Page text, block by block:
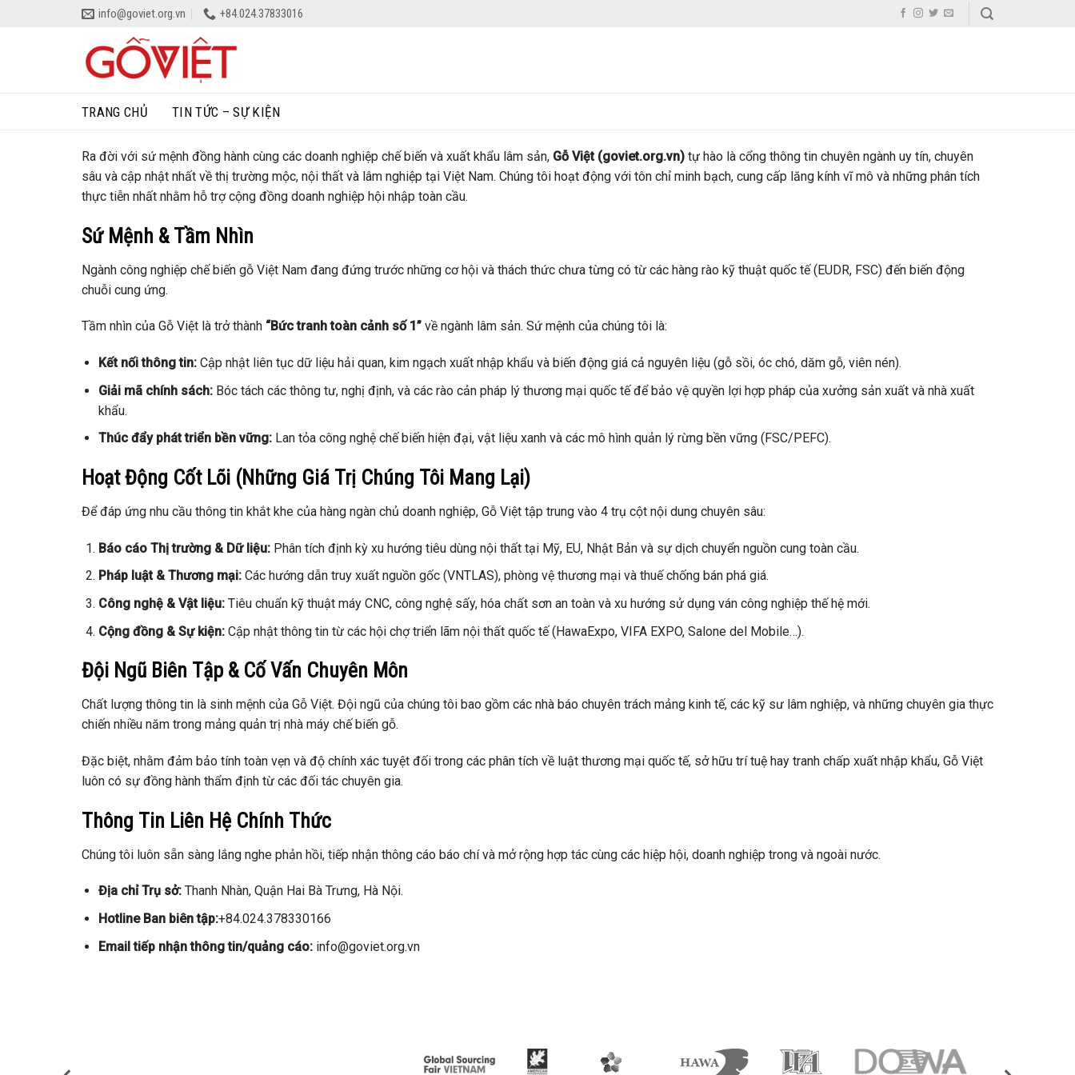
info@goviet.org.vn +84.024.37833016
TRANG CHỦ TIN TỨC – SỰ KIỆN
Ra đời với sứ mệnh đồng hành cùng các doanh nghiệp chế biến và xuất khẩu lâm sản, Gỗ Việt (goviet.org.vn) tự hào là cổng thông tin chuyên ngành uy tín, chuyên
sâu và cập nhật nhất về thị trường mộc, nội thất và lâm nghiệp tại Việt Nam. Chúng tôi hoạt động với tôn chỉ minh bạch, cung cấp lăng kính vĩ mô và những phân tích
thực tiễn nhất nhằm hỗ trợ cộng đồng doanh nghiệp hội nhập toàn cầu.
Sứ Mệnh & Tầm Nhìn
Ngành công nghiệp chế biến gỗ Việt Nam đang đứng trước những cơ hội và thách thức chưa từng có từ các hàng rào kỹ thuật quốc tế (EUDR, FSC) đến biến động
chuỗi cung ứng.
Tầm nhìn của Gỗ Việt là trở thành “Bức tranh toàn cảnh số 1” về ngành lâm sản. Sứ mệnh của chúng tôi là:
Kết nối thông tin:Cập nhật liên tục dữ liệu hải quan, kim ngạch xuất nhập khẩu và biến động giá cả nguyên liệu (gỗ sồi, óc chó, dăm gỗ, viên nén).
Giải mã chính sách:Bóc tách các thông tư, nghị định, và các rào cản pháp lý thương mại quốc tế để bảo vệ quyền lợi hợp pháp của xưởng sản xuất và nhà xuất
khẩu.
Thúc đẩy phát triển bền vững:Lan tỏa công nghệ chế biến hiện đại, vật liệu xanh và các mô hình quản lý rừng bền vững (FSC/PEFC).
Hoạt Động Cốt Lõi (Những Giá Trị Chúng Tôi Mang Lại)
Để đáp ứng nhu cầu thông tin khắt khe của hàng ngàn chủ doanh nghiệp, Gỗ Việt tập trung vào 4 trụ cột nội dung chuyên sâu:
Báo cáo Thị trường & Dữ liệu:Phân tích định kỳ xu hướng tiêu dùng nội thất tại Mỹ, EU, Nhật Bản và sự dịch chuyển nguồn cung toàn cầu.
Pháp luật & Thương mại:Các hướng dẫn truy xuất nguồn gốc (VNTLAS), phòng vệ thương mại và thuế chống bán phá giá.
Công nghệ & Vật liệu:Tiêu chuẩn kỹ thuật máy CNC, công nghệ sấy, hóa chất sơn an toàn và xu hướng sử dụng ván công nghiệp thế hệ mới.
Cộng đồng & Sự kiện:Cập nhật thông tin từ các hội chợ triển lãm nội thất quốc tế (HawaExpo, VIFA EXPO, Salone del Mobile…).
Đội Ngũ Biên Tập & Cố Vấn Chuyên Môn
Chất lượng thông tin là sinh mệnh của Gỗ Việt. Đội ngũ của chúng tôi bao gồm các nhà báo chuyên trách mảng kinh tế, các kỹ sư lâm nghiệp, và những chuyên gia thực
chiến nhiều năm trong mảng quản trị nhà máy chế biến gỗ.
Đặc biệt, nhằm đảm bảo tính toàn vẹn và độ chính xác tuyệt đối trong các phân tích về luật thương mại quốc tế, sở hữu trí tuệ hay tranh chấp xuất nhập khẩu, Gỗ Việt
luôn có sự đồng hành thẩm định từ các đối tác chuyên gia.
Thông Tin Liên Hệ Chính Thức
Chúng tôi luôn sẵn sàng lắng nghe phản hồi, tiếp nhận thông cáo báo chí và mở rộng hợp tác cùng các hiệp hội, doanh nghiệp trong và ngoài nước.
Địa chỉ Trụ sở:Thanh Nhàn, Quận Hai Bà Trưng, Hà Nội.
Hotline Ban biên tập:+84.024.378330166
Email tiếp nhận thông tin/quảng cáo:info@goviet.org.vn